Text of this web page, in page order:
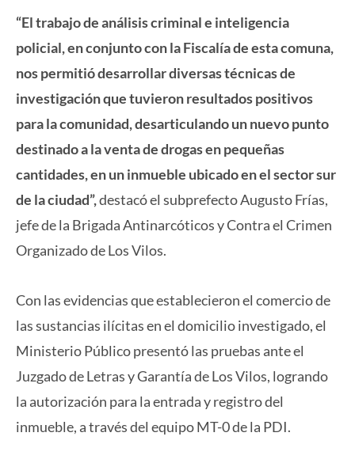
“El trabajo de análisis criminal e inteligencia
policial, en conjunto con la Fiscalía de esta comuna,
nos permitió desarrollar diversas técnicas de
investigación que tuvieron resultados positivos
para la comunidad, desarticulando un nuevo punto
destinado a la venta de drogas en pequeñas
cantidades, en un inmueble ubicado en el sector sur
de la ciudad”,destacó el subprefecto Augusto Frías,
jefe de la Brigada Antinarcóticos y Contra el Crimen
Organizado de Los Vilos.
Con las evidencias que establecieron el comercio de
las sustancias ilícitas en el domicilio investigado, el
Ministerio Público presentó las pruebas ante el
Juzgado de Letras y Garantía de Los Vilos, logrando
la autorización para la entrada y registro del
inmueble, a través del equipo MT-0 de la PDI.